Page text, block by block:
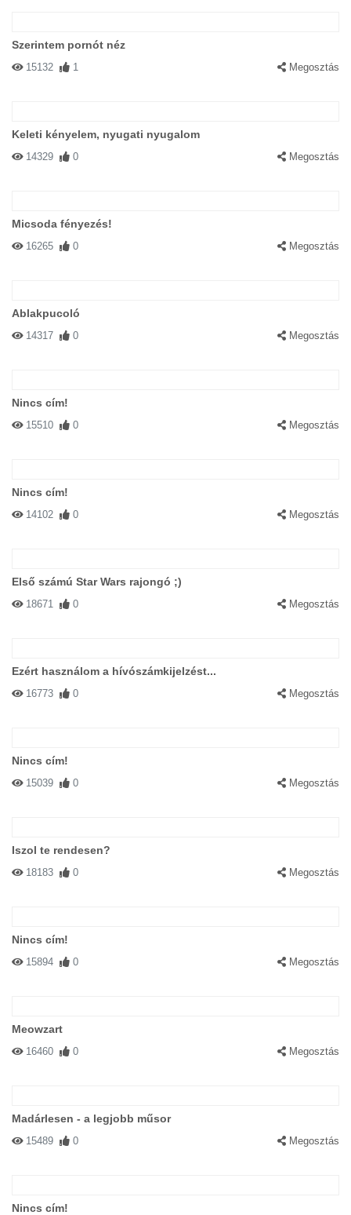
Szerintem pornót néz
15132 1 Megosztás
Keleti kényelem, nyugati nyugalom
14329 0 Megosztás
Micsoda fényezés!
16265 0 Megosztás
Ablakpucoló
14317 0 Megosztás
Nincs cím!
15510 0 Megosztás
Nincs cím!
14102 0 Megosztás
Első számú Star Wars rajongó ;)
18671 0 Megosztás
Ezért használom a hívószámkijelzést...
16773 0 Megosztás
Nincs cím!
15039 0 Megosztás
Iszol te rendesen?
18183 0 Megosztás
Nincs cím!
15894 0 Megosztás
Meowzart
16460 0 Megosztás
Madárlesen - a legjobb műsor
15489 0 Megosztás
Nincs cím!